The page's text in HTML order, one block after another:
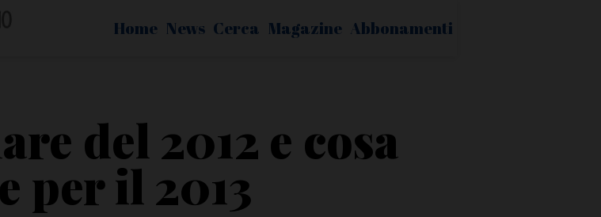
Home News Cerca Magazine Abbonamenti
del 2012 e cosa
per il 2013